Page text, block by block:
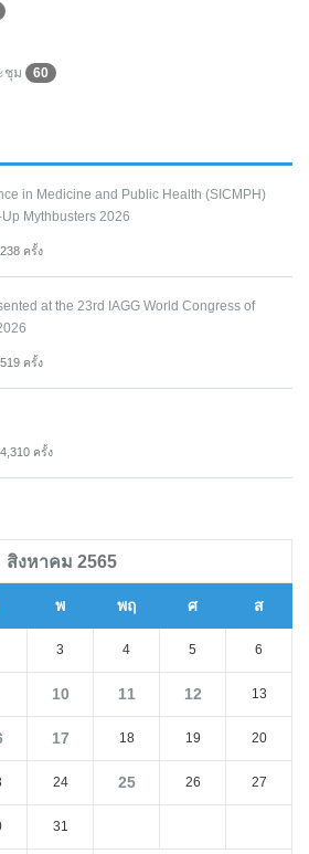
ชุม
60
in Medicine and Public Health (SICMPH)
Mythbusters 2026
ครั้ง
at the 23rd IAGG World Congress of
ครั้ง
ครั้ง
สิงหาคม 2565
พ พฤ ศ ส
3 4 5 6
10 11 12 13
17 18 19 20
24 25 26 27
31